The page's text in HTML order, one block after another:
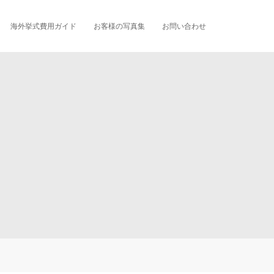
海外挙式費用ガイド お客様の写真集 お問い合わせ